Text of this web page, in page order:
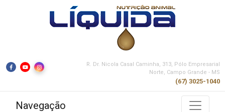
R. Dr. Nicola Casal Caminha, 313, Pólo Empresarial
Norte, Campo Grande - MS
(67) 3025-1040
Navegação